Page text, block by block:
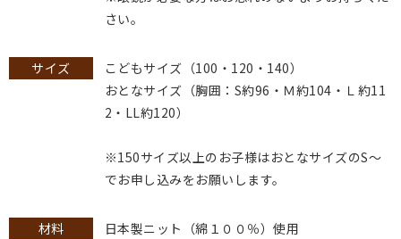
さい。
サイズ
こどもサイズ（100・120・140）
おとなサイズ（胸囲：S約96・Ｍ約104・Ｌ約11
2・LL約120）
※150サイズ以上のお子様はおとなサイズのS〜
でお申し込みをお願いします。
材料 日本製ニット（綿１００％）使用